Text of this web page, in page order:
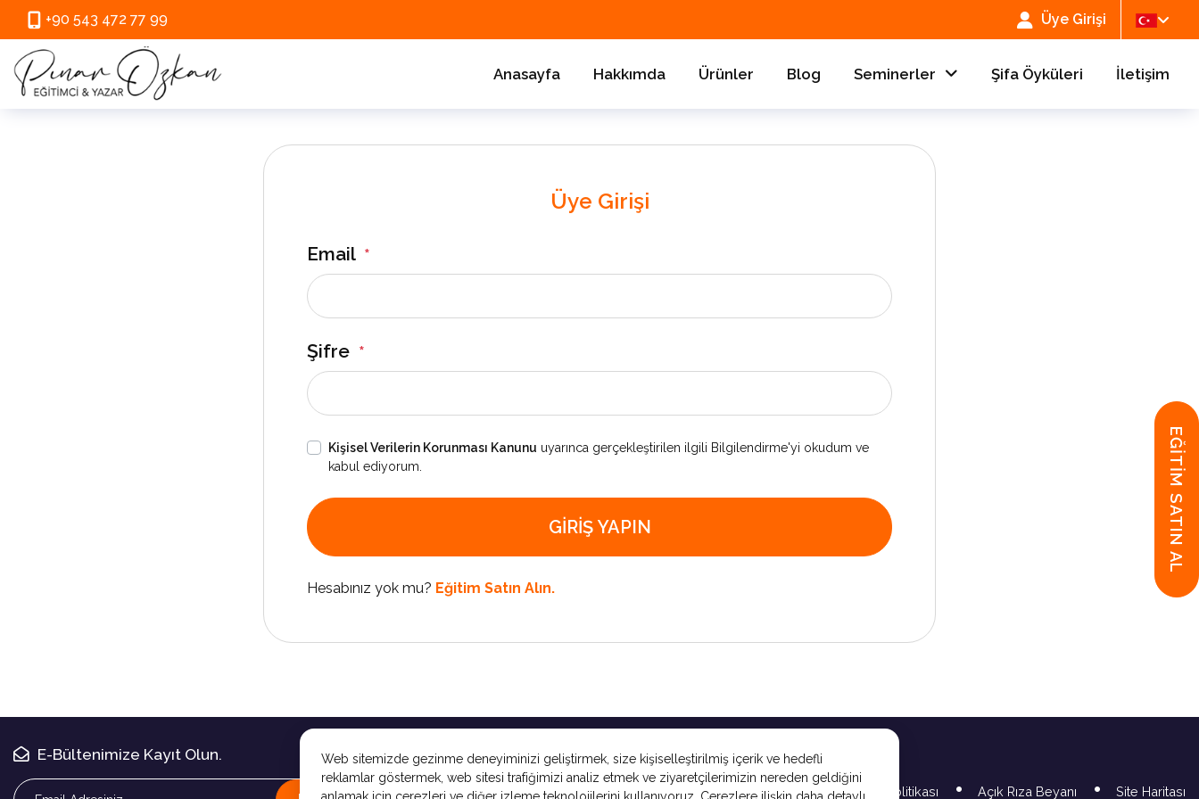
Web sitemizde gezinme deneyiminizi geliştirmek, size kişiselleştirilmiş içerik ve hedefli
reklamlar göstermek, web sitesi trafiğimizi analiz etmek ve ziyaretçilerimizin nereden geldiğini
+90 543 472 77 99 Üye Girişi
Anasayfa Hakkımda Ürünler Blog Seminerler Şifa Öyküleri İletişim
Üye Girişi
Email *
Şifre *
Kişisel Verilerin Korunması Kanunu uyarınca gerçekleştirilen ilgili Bilgilendirme'yi okudum ve
kabul ediyorum.
GIRIŞ YAPIN
Hesabınız yok mu? Eğitim Satın Alın.
E-Bültenimize Kayıt Olun.
Gizlilik Politikası Açık Rıza Beyanı Site Haritası
EĞİTİM SATIN AL